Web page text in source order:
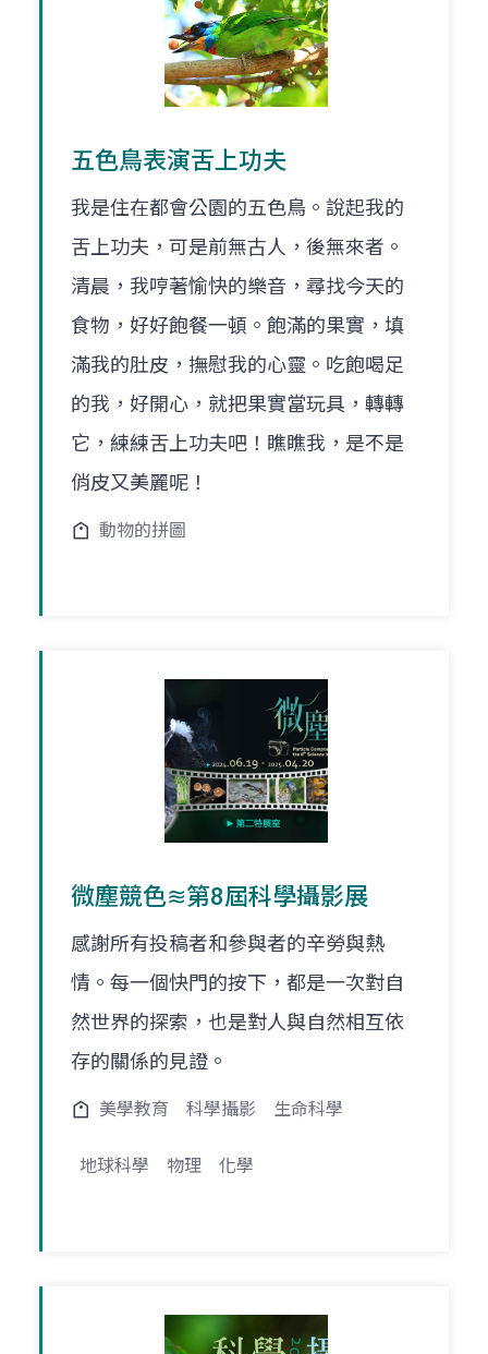
五色鳥表演舌上功夫
我是住在都會公園的五色鳥。說起我的
舌上功夫，可是前無古人，後無來者。
清晨，我哼著愉快的樂音，尋找今天的
食物，好好飽餐一頓。飽滿的果實，填
滿我的肚皮，撫慰我的心靈。吃飽喝足
的我，好開心，就把果實當玩具，轉轉
它，練練舌上功夫吧！瞧瞧我，是不是
俏皮又美麗呢！
動物的拼圖
微塵競色≋第8屆科學攝影展
感謝所有投稿者和參與者的辛勞與熱
情。每一個快門的按下，都是一次對自
然世界的探索，也是對人與自然相互依
存的關係的見證。
美學教育 科學攝影 生命科學
地球科學 物理 化學